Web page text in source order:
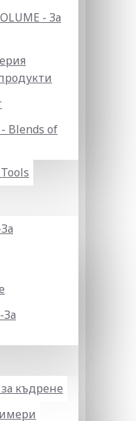
- За
Blends of
къдрене